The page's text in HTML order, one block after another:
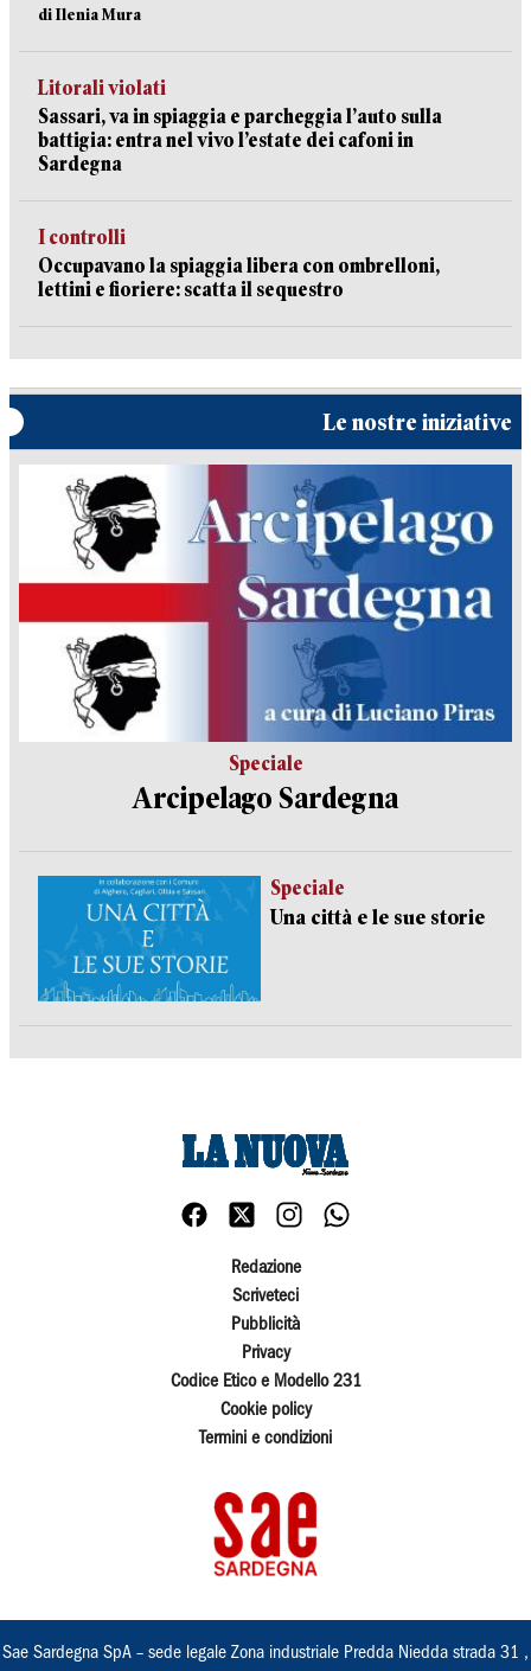
di Ilenia Mura
Litorali violati
Sassari, va in spiaggia e parcheggia l’auto sulla
battigia: entra nel vivo l’estate dei cafoni in
Sardegna
I controlli
Occupavano la spiaggia libera con ombrelloni,
lettini e fioriere: scatta il sequestro
Le nostre iniziative
Speciale
Arcipelago Sardegna
Speciale
Una città e le sue storie
Redazione
Scriveteci
Pubblicità
Privacy
Codice Etico e Modello 231
Cookie policy
Termini e condizioni
Sae Sardegna SpA – sede legale Zona industriale Predda Niedda strada 31 ,